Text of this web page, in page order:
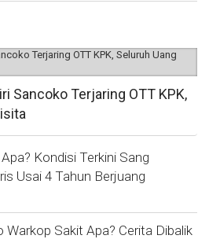
Sancoko Terjaring OTT KPK,
Kondisi Terkini Sang
Usai 4 Tahun Berjuang
Warkop Sakit Apa? Cerita Dibalik